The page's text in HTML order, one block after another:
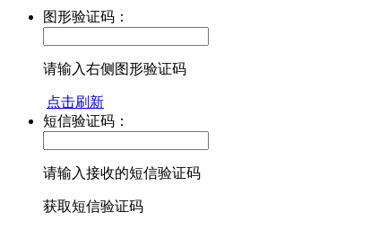
图形验证码：
请输入右侧图形验证码
点击刷新
短信验证码：
请输入接收的短信验证码
获取短信验证码